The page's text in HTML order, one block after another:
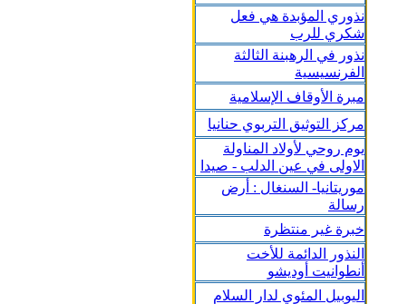
نذوري المؤبدة هي فعل
شكري للرب
نذور في الرهبنة الثالثة
الفرنسيسية
مبرة الأوقاف الإسلامية
مركز التوثيق التربوي حنانيا
يوم روحي لأولاد المناولة
الاولى في عين الدلب - صيدا
موريتانيا- السنغال : أرض
رسالة
خبرة غير منتظرة
النذور الدائمة للأخت
أنطوانيت أوديشو
اليوبيل المئوي لدار السلام